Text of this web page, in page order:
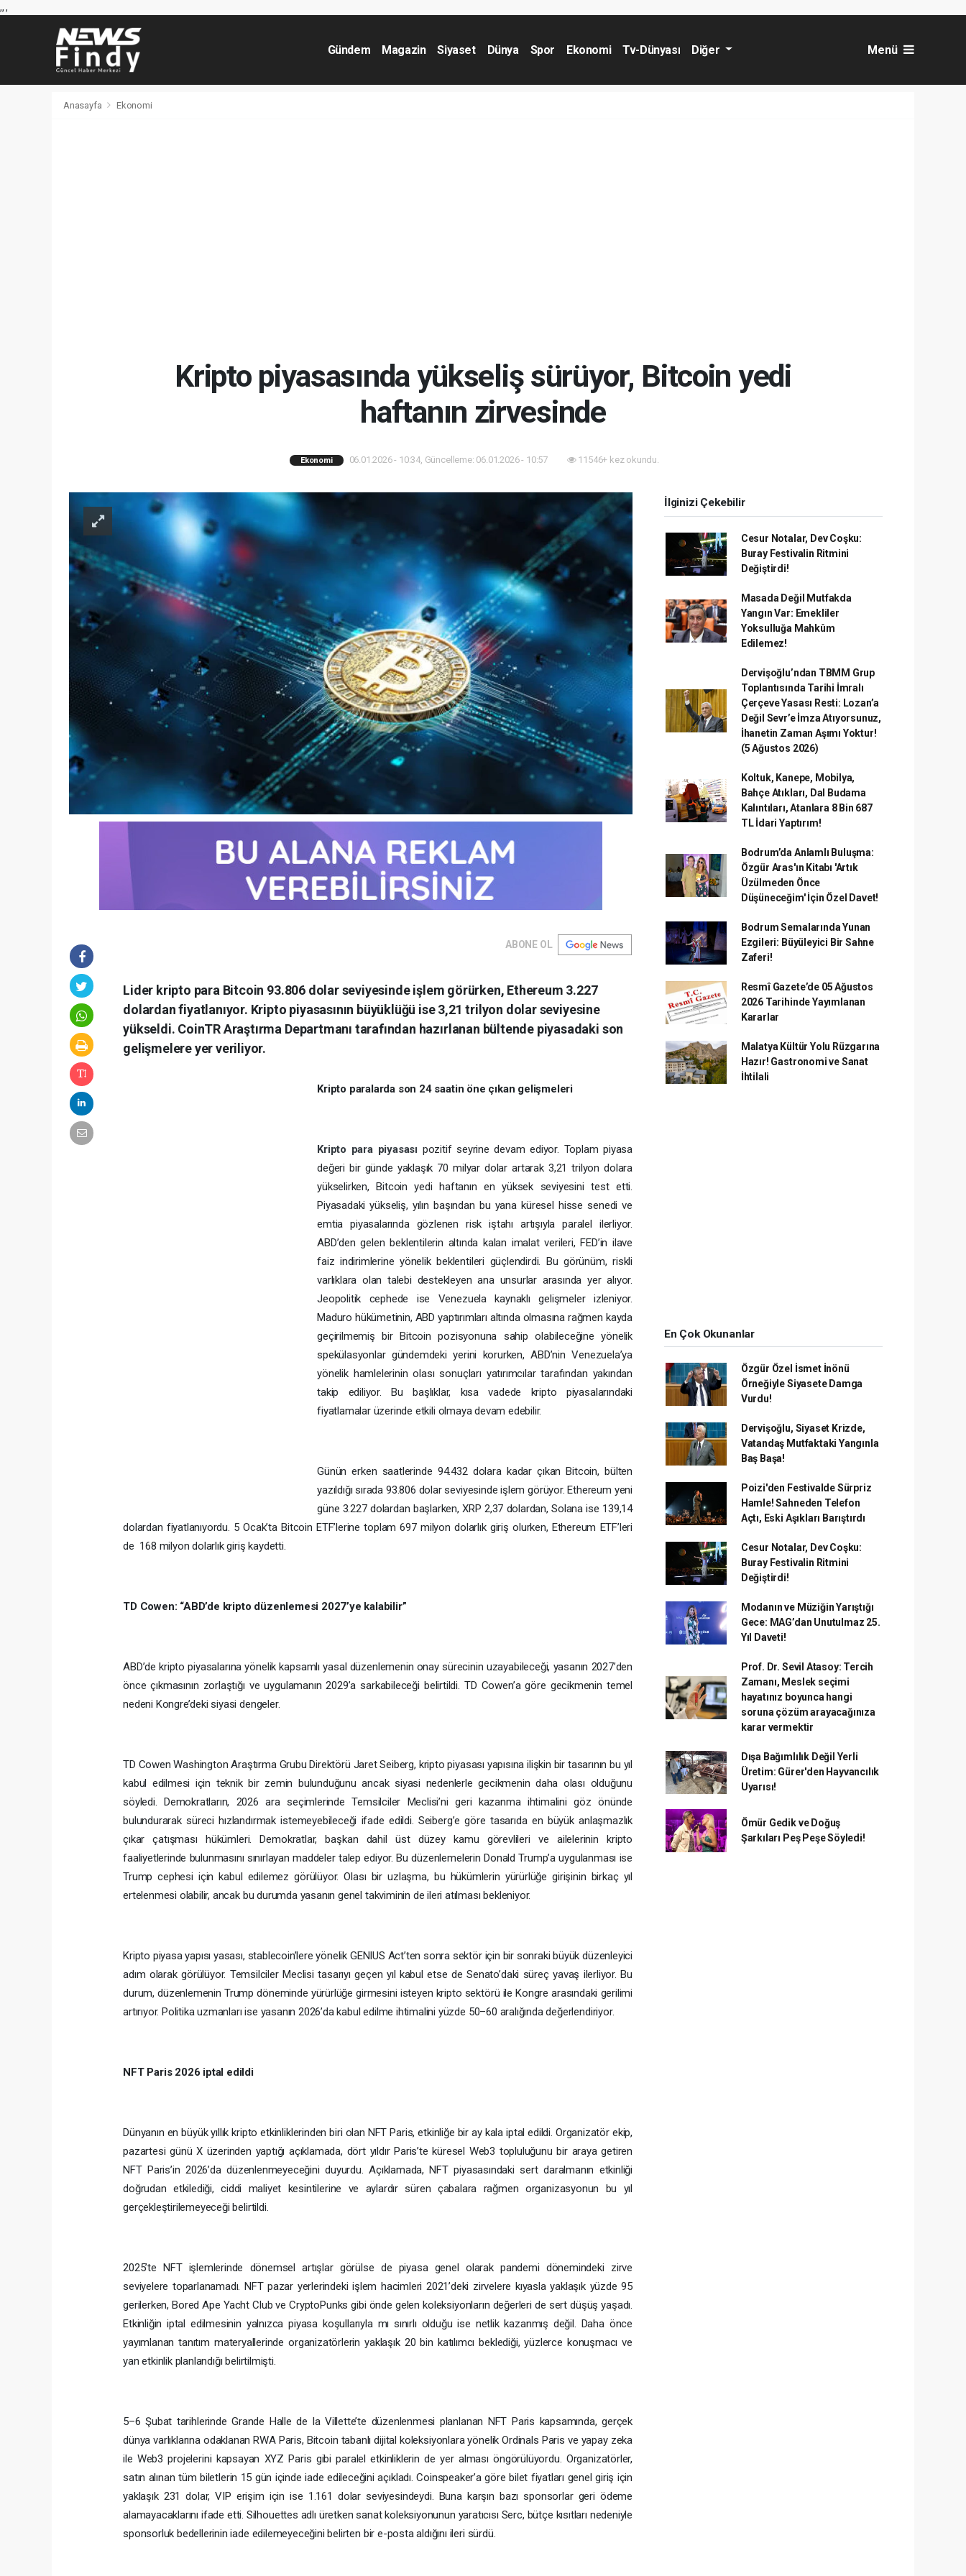
,,,
Gündem Magazin Siyaset Dünya Spor Ekonomi Tv-Dünyası Diğer Menü
Anasayfa Ekonomi
Kripto piyasasında yükseliş sürüyor, Bitcoin yedi
haftanın zirvesinde
Ekonomi 06.01.2026 - 10:34, Güncelleme: 06.01.2026 - 10:57 11546+ kez okundu.
ABONE OL
Lider kripto para Bitcoin 93.806 dolar seviyesinde işlem görürken, Ethereum 3.227
dolardan fiyatlanıyor. Kripto piyasasının büyüklüğü ise 3,21 trilyon dolar seviyesine
yükseldi. CoinTR Araştırma Departmanı tarafından hazırlanan bültende piyasadaki son
gelişmelere yer veriliyor.
Kripto paralarda son 24 saatin öne çıkan gelişmeleri
Kripto para piyasası pozitif seyrine devam ediyor. Toplam piyasa
değeri bir günde yaklaşık 70 milyar dolar artarak 3,21 trilyon dolara
yükselirken, Bitcoin yedi haftanın en yüksek seviyesini test etti.
Piyasadaki yükseliş, yılın başından bu yana küresel hisse senedi ve
emtia piyasalarında gözlenen risk iştahı artışıyla paralel ilerliyor.
ABD’den gelen beklentilerin altında kalan imalat verileri, FED’in ilave
faiz indirimlerine yönelik beklentileri güçlendirdi. Bu görünüm, riskli
varlıklara olan talebi destekleyen ana unsurlar arasında yer alıyor.
Jeopolitik cephede ise Venezuela kaynaklı gelişmeler izleniyor.
Maduro hükümetinin, ABD yaptırımları altında olmasına rağmen kayda
geçirilmemiş bir Bitcoin pozisyonuna sahip olabileceğine yönelik
spekülasyonlar gündemdeki yerini korurken, ABD’nin Venezuela’ya
yönelik hamlelerinin olası sonuçları yatırımcılar tarafından yakından
takip ediliyor. Bu başlıklar, kısa vadede kripto piyasalarındaki
fiyatlamalar üzerinde etkili olmaya devam edebilir.
Günün erken saatlerinde 94.432 dolara kadar çıkan Bitcoin, bülten
yazıldığı sırada 93.806 dolar seviyesinde işlem görüyor. Ethereum yeni
güne 3.227 dolardan başlarken, XRP 2,37 dolardan, Solana ise 139,14
dolardan fiyatlanıyordu. 5 Ocak’ta Bitcoin ETF’lerine toplam 697 milyon dolarlık giriş olurken, Ethereum ETF’leri
de 168 milyon dolarlık giriş kaydetti.
TD Cowen: “ABD’de kripto düzenlemesi 2027’ye kalabilir”
ABD’de kripto piyasalarına yönelik kapsamlı yasal düzenlemenin onay sürecinin uzayabileceği, yasanın 2027’den
önce çıkmasının zorlaştığı ve uygulamanın 2029’a sarkabileceği belirtildi. TD Cowen’a göre gecikmenin temel
nedeni Kongre’deki siyasi dengeler.
TD Cowen Washington Araştırma Grubu Direktörü Jaret Seiberg, kripto piyasası yapısına ilişkin bir tasarının bu yıl
kabul edilmesi için teknik bir zemin bulunduğunu ancak siyasi nedenlerle gecikmenin daha olası olduğunu
söyledi. Demokratların, 2026 ara seçimlerinde Temsilciler Meclisi’ni geri kazanma ihtimalini göz önünde
bulundurarak süreci hızlandırmak istemeyebileceği ifade edildi. Seiberg’e göre tasarıda en büyük anlaşmazlık
çıkar çatışması hükümleri. Demokratlar, başkan dahil üst düzey kamu görevlileri ve ailelerinin kripto
faaliyetlerinde bulunmasını sınırlayan maddeler talep ediyor. Bu düzenlemelerin Donald Trump’a uygulanması ise
Trump cephesi için kabul edilemez görülüyor. Olası bir uzlaşma, bu hükümlerin yürürlüğe girişinin birkaç yıl
ertelenmesi olabilir, ancak bu durumda yasanın genel takviminin de ileri atılması bekleniyor.
Kripto piyasa yapısı yasası, stablecoin’lere yönelik GENIUS Act’ten sonra sektör için bir sonraki büyük düzenleyici
adım olarak görülüyor. Temsilciler Meclisi tasarıyı geçen yıl kabul etse de Senato’daki süreç yavaş ilerliyor. Bu
durum, düzenlemenin Trump döneminde yürürlüğe girmesini isteyen kripto sektörü ile Kongre arasındaki gerilimi
artırıyor. Politika uzmanları ise yasanın 2026’da kabul edilme ihtimalini yüzde 50–60 aralığında değerlendiriyor.
NFT Paris 2026 iptal edildi
Dünyanın en büyük yıllık kripto etkinliklerinden biri olan NFT Paris, etkinliğe bir ay kala iptal edildi. Organizatör ekip,
pazartesi günü X üzerinden yaptığı açıklamada, dört yıldır Paris’te küresel Web3 topluluğunu bir araya getiren
NFT Paris’in 2026’da düzenlenmeyeceğini duyurdu. Açıklamada, NFT piyasasındaki sert daralmanın etkinliği
doğrudan etkilediği, ciddi maliyet kesintilerine ve aylardır süren çabalara rağmen organizasyonun bu yıl
gerçekleştirilemeyeceği belirtildi.
2025’te NFT işlemlerinde dönemsel artışlar görülse de piyasa genel olarak pandemi dönemindeki zirve
seviyelere toparlanamadı. NFT pazar yerlerindeki işlem hacimleri 2021’deki zirvelere kıyasla yaklaşık yüzde 95
gerilerken, Bored Ape Yacht Club ve CryptoPunks gibi önde gelen koleksiyonların değerleri de sert düşüş yaşadı.
Etkinliğin iptal edilmesinin yalnızca piyasa koşullarıyla mı sınırlı olduğu ise netlik kazanmış değil. Daha önce
yayımlanan tanıtım materyallerinde organizatörlerin yaklaşık 20 bin katılımcı beklediği, yüzlerce konuşmacı ve
yan etkinlik planlandığı belirtilmişti.
5–6 Şubat tarihlerinde Grande Halle de la Villette’te düzenlenmesi planlanan NFT Paris kapsamında, gerçek
dünya varlıklarına odaklanan RWA Paris, Bitcoin tabanlı dijital koleksiyonlara yönelik Ordinals Paris ve yapay zeka
ile Web3 projelerini kapsayan XYZ Paris gibi paralel etkinliklerin de yer alması öngörülüyordu. Organizatörler,
satın alınan tüm biletlerin 15 gün içinde iade edileceğini açıkladı. Coinspeaker’a göre bilet fiyatları genel giriş için
yaklaşık 231 dolar, VIP erişim için ise 1.161 dolar seviyesindeydi. Buna karşın bazı sponsorlar geri ödeme
alamayacaklarını ifade etti. Silhouettes adlı üretken sanat koleksiyonunun yaratıcısı Serc, bütçe kısıtları nedeniyle
sponsorluk bedellerinin iade edilemeyeceğini belirten bir e-posta aldığını ileri sürdü.
İlginizi Çekebilir
Cesur Notalar, Dev Coşku:
Buray Festivalin Ritmini
Değiştirdi!
Masada Değil Mutfakda
Yangın Var: Emekliler
Yoksulluğa Mahkûm
Edilemez!
Dervişoğlu’ndan TBMM Grup
Toplantısında Tarihi İmralı
Çerçeve Yasası Resti: Lozan’a
Değil Sevr’e İmza Atıyorsunuz,
İhanetin Zaman Aşımı Yoktur!
(5 Ağustos 2026)
Koltuk, Kanepe, Mobilya,
Bahçe Atıkları, Dal Budama
Kalıntıları, Atanlara 8 Bin 687
TL İdari Yaptırım!
Bodrum’da Anlamlı Buluşma:
Özgür Aras'ın Kitabı 'Artık
Üzülmeden Önce
Düşüneceğim' İçin Özel Davet!
Bodrum Semalarında Yunan
Ezgileri: Büyüleyici Bir Sahne
Zaferi!
Resmî Gazete’de 05 Ağustos
2026 Tarihinde Yayımlanan
Kararlar
Malatya Kültür Yolu Rüzgarına
Hazır! Gastronomi ve Sanat
İhtilali
En Çok Okunanlar
Özgür Özel İsmet İnönü
Örneğiyle Siyasete Damga
Vurdu!
Dervişoğlu, Siyaset Krizde,
Vatandaş Mutfaktaki Yangınla
Baş Başa!
Poizi'den Festivalde Sürpriz
Hamle! Sahneden Telefon
Açtı, Eski Aşıkları Barıştırdı
Cesur Notalar, Dev Coşku:
Buray Festivalin Ritmini
Değiştirdi!
Modanın ve Müziğin Yarıştığı
Gece: MAG’dan Unutulmaz 25.
Yıl Daveti!
Prof. Dr. Sevil Atasoy: Tercih
Zamanı, Meslek seçimi
hayatınız boyunca hangi
soruna çözüm arayacağınıza
karar vermektir
Dışa Bağımlılık Değil Yerli
Üretim: Gürer'den Hayvancılık
Uyarısı!
Ömür Gedik ve Doğuş
Şarkıları Peş Peşe Söyledi!